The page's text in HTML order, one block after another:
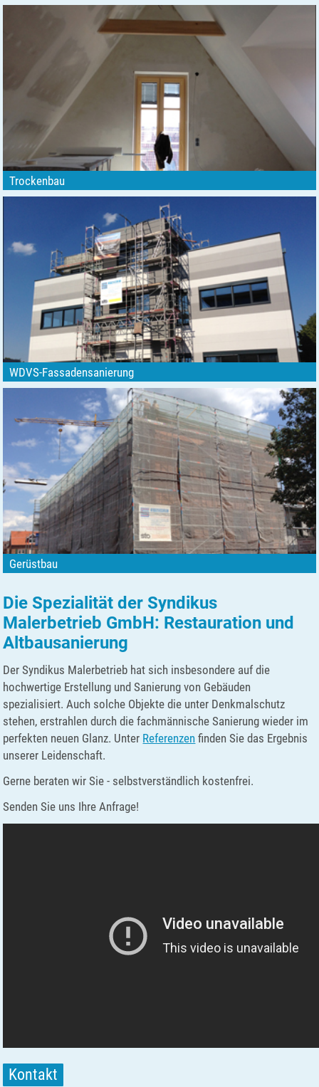
Trockenbau
WDVS-Fassadensanierung
Gerüstbau
Die Spezialität der Syndikus
Malerbetrieb GmbH: Restauration und
Altbausanierung
Der Syndikus Malerbetrieb hat sich insbesondere auf die
hochwertige Erstellung und Sanierung von Gebäuden
spezialisiert. Auch solche Objekte die unter Denkmalschutz
stehen, erstrahlen durch die fachmännische Sanierung wieder im
perfekten neuen Glanz. Unter Referenzen finden Sie das Ergebnis
unserer Leidenschaft.
Gerne beraten wir Sie - selbstverständlich kostenfrei.
Senden Sie uns Ihre Anfrage!
Kontakt